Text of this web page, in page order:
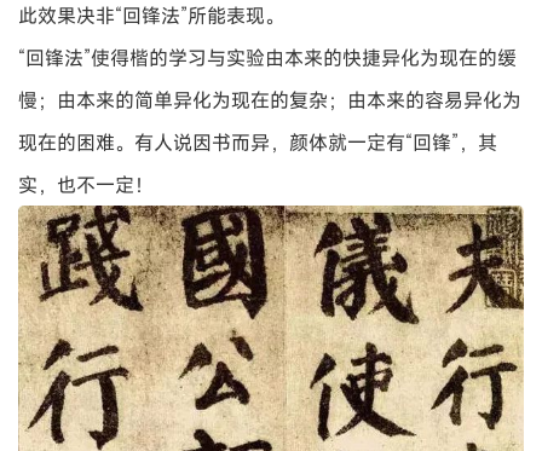
此效果决非“回锋法”所能表现。
“回锋法”使得楷的学习与实验由本来的快捷异化为现在的缓
慢；由本来的简单异化为现在的复杂；由本来的容易异化为
现在的困难。有人说因书而异，颜体就一定有“回锋”，其
实，也不一定！